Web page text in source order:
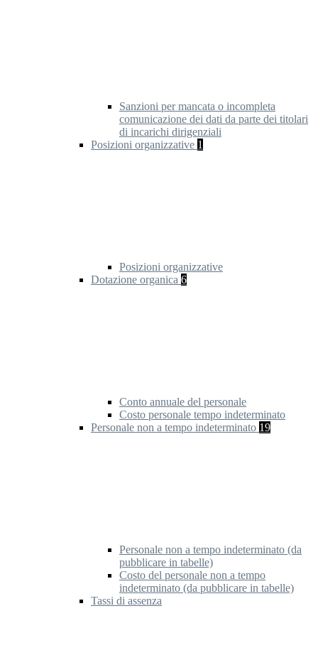
Sanzioni per mancata o incompleta
comunicazione dei dati da parte dei titolari
di incarichi dirigenziali
Posizioni organizzative 1
Posizioni organizzative
Dotazione organica 6
Conto annuale del personale
Costo personale tempo indeterminato
Personale non a tempo indeterminato 19
Personale non a tempo indeterminato (da
pubblicare in tabelle)
Costo del personale non a tempo
indeterminato (da pubblicare in tabelle)
Tassi di assenza